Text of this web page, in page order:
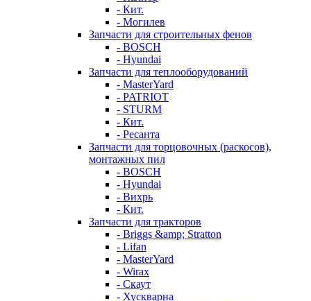
- Кит.
- Могилев
Запчасти для строительных фенов
- BOSCH
- Hyundai
Запчасти для теплооборудований
- MasterYard
- PATRIOT
- STURM
- Кит.
- Ресанта
Запчасти для торцовочных (раскосов),
монтажных пил
- BOSCH
- Hyundai
- Вихрь
- Кит.
Запчасти для тракторов
- Briggs &amp; Stratton
- Lifan
- MasterYard
- Wirax
- Скаут
- Хускварна